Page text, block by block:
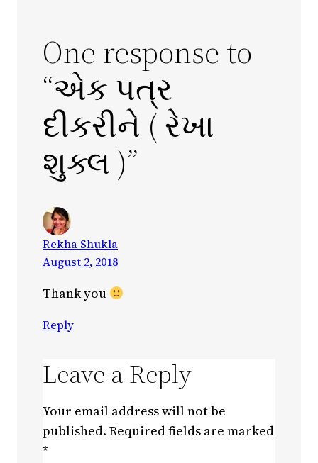
One response to
“એક પત્ર
દીકરીને ( રેખા
શુક્લ )”
Rekha Shukla
August 2, 2018
Thank you
Reply
Leave a Reply
Your email address will not be
published. Required fields are marked
*